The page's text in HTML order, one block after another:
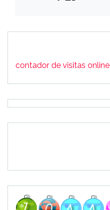
contador de visitas online